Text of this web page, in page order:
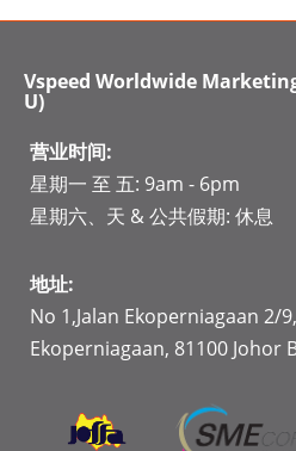
Vspeed Worldwide
U)
营业时间:
星期一 至 五: 9am - 6pm
星期六、天 & 公共假期: 休息
地址:
No 1,Jalan Ekoperniagaan 2/
Ekoperniagaan, 81100 Johor